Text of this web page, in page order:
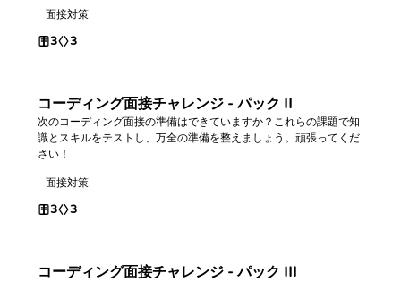
面接対策
3 3
コーディング面接チャレンジ - パック II
次のコーディング面接の準備はできていますか？これらの課題で知
識とスキルをテストし、万全の準備を整えましょう。頑張ってくだ
さい！
面接対策
3 3
コーディング面接チャレンジ - パック III